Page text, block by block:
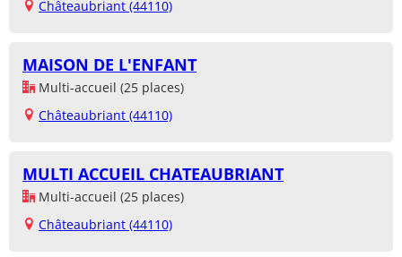
Châteaubriant (44110)
MAISON DE L'ENFANT
Multi-accueil (25 places)
Châteaubriant (44110)
MULTI ACCUEIL CHATEAUBRIANT
Multi-accueil (25 places)
Châteaubriant (44110)